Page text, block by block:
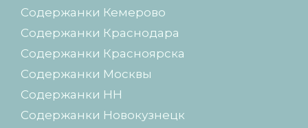
Содержанки Кемерово
Содержанки Краснодара
Содержанки Красноярска
Содержанки Москвы
Содержанки НН
Содержанки Новокузнецк